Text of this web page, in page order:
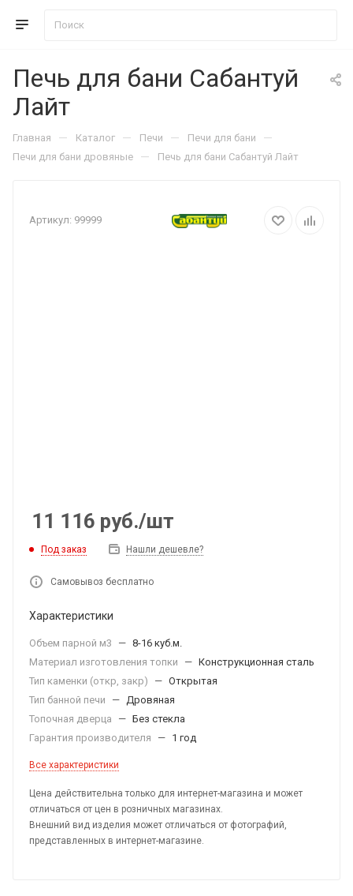
Печь для бани Сабантуй
Лайт
Главная — Каталог — Печи — Печи для бани —
Печи для бани дровяные — Печь для бани Сабантуй Лайт
Артикул: 99999
11 116 руб./шт
Под заказ Нашли дешевле?
Самовывоз бесплатно
Характеристики
Объем парной м3 — 8-16 куб.м.
Материал изготовления топки
— Конструкционная сталь
Тип каменки (откр, закр)
— Открытая
Тип банной печи
— Дровяная
Топочная дверца
— Без стекла
Гарантия производителя
— 1 год
Все характеристики
Цена действительна только для интернет-магазина и может
отличаться от цен в розничных магазинах.
Внешний вид изделия может отличаться от фотографий,
представленных в интернет-магазине.